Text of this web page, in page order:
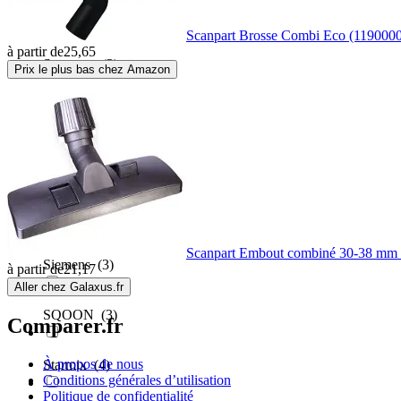
Ryobi(1)
Samsung(3)
Scanpart
Sebo(1)
Severin(3)
Siemens(3)
SQOON (3)
Starmix(4)
Scanpart Brosse Combi Eco
à partir de25,65
Prix le plus bas chez Amazon
Scanpart Embout combiné 30-38
à partir de21,17
Aller chez Galaxus.fr
Comparer.fr
À propos de nous
Conditions générales d’utilisation
Politique de confidentialité